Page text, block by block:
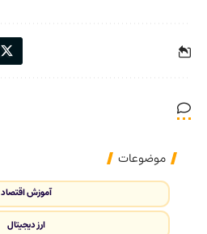
موضوعات
آموزش اقتصاد
ارز دیجیتال